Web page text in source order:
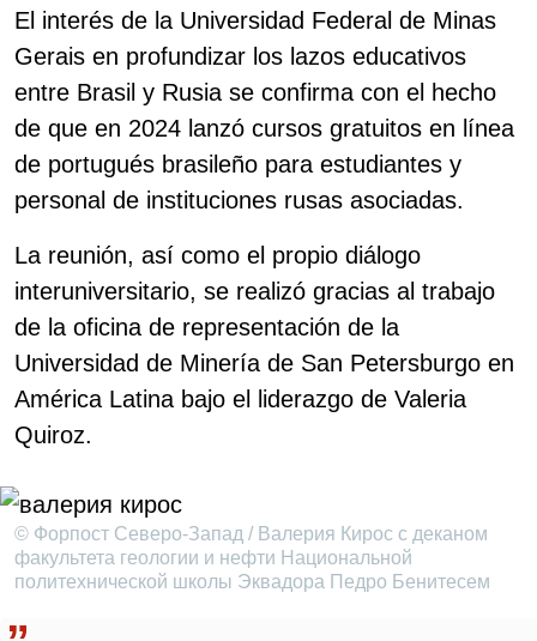
El interés de la Universidad Federal de Minas
Gerais en profundizar los lazos educativos
entre Brasil y Rusia se confirma con el hecho
de que en 2024 lanzó cursos gratuitos en línea
de portugués brasileño para estudiantes y
personal de instituciones rusas asociadas.
La reunión, así como el propio diálogo
interuniversitario, se realizó gracias al trabajo
de la oficina de representación de la
Universidad de Minería de San Petersburgo en
América Latina bajo el liderazgo de Valeria
Quiroz.
© Форпост Северо-Запад / Валерия Кирос с деканом
факультета геологии и нефти Национальной
политехнической школы Эквадора Педро Бенитесем